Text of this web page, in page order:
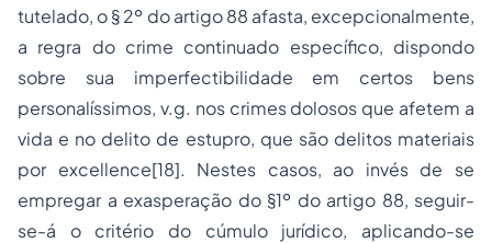
tutelado, o § 2º do artigo 88 afasta, excepcionalmente,
a regra do crime continuado específico, dispondo
sobre sua imperfectibilidade em certos bens
personalíssimos, v.g. nos crimes dolosos que afetem a
vida e no delito de estupro, que são delitos materiais
por excellence[18]. Nestes casos, ao invés de se
empregar a exasperação do §1º do artigo 88, seguir-
se-á o critério do cúmulo jurídico, aplicando-se